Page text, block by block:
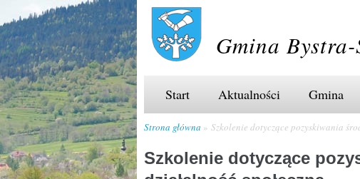
Gmina
Start Aktualności Gmina
Strona główna Szkolenie dotyczące pozyskiwania
Szkolenie dotyczące